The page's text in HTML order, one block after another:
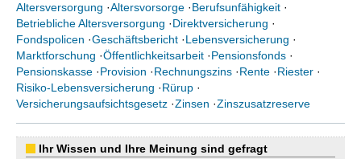
Altersversorgung ·Altersvorsorge ·Berufsunfähigkeit ·
Betriebliche Altersversorgung ·Direktversicherung ·
Fondspolicen ·Geschäftsbericht ·Lebensversicherung ·
Marktforschung ·Öffentlichkeitsarbeit ·Pensionsfonds ·
Pensionskasse ·Provision ·Rechnungszins ·Rente ·Riester ·
Risiko-Lebensversicherung ·Rürup ·
Versicherungsaufsichtsgesetz ·Zinsen ·Zinszusatzreserve
Ihr Wissen und Ihre Meinung sind gefragt